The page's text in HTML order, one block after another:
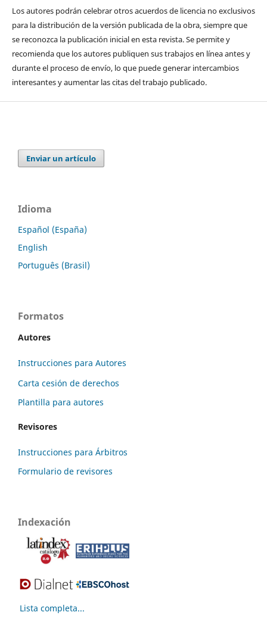
Los autores podrán celebrar otros acuerdos de licencia no exclusivos
para la distribución de la versión publicada de la obra, siempre que
se reconozca la publicación inicial en esta revista. Se permite y
recomienda que los autores publiquen sus trabajos en línea antes y
durante el proceso de envío, lo que puede generar intercambios
interesantes y aumentar las citas del trabajo publicado.
Enviar un artículo
Idioma
Español (España)
English
Português (Brasil)
Formatos
Autores
Instrucciones para Autores
Carta cesión de derechos
Plantilla para autores
Revisores
Instrucciones para Árbitros
Formulario de revisores
Indexación
Lista completa...